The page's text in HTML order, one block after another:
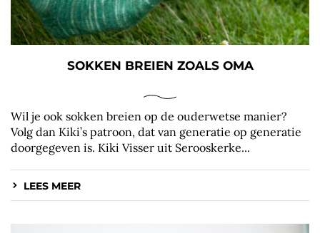
SOKKEN BREIEN ZOALS OMA
Wil je ook sokken breien op de ouderwetse manier?
Volg dan Kiki’s patroon, dat van generatie op generatie
doorgegeven is. Kiki Visser uit Serooskerke...
LEES MEER